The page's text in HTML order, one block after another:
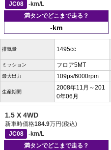
JC08
-km/L
満タンでどこまで走る？
-km
排気量 1495cc
ミッション フロア5MT
最大出力 109ps/6000rpm
生産期間
2008年11月～201
0年06月
1.5 X 4WD
新車時価格184.9万円(税込)
JC08
-km/L
満タンでどこまで走る？